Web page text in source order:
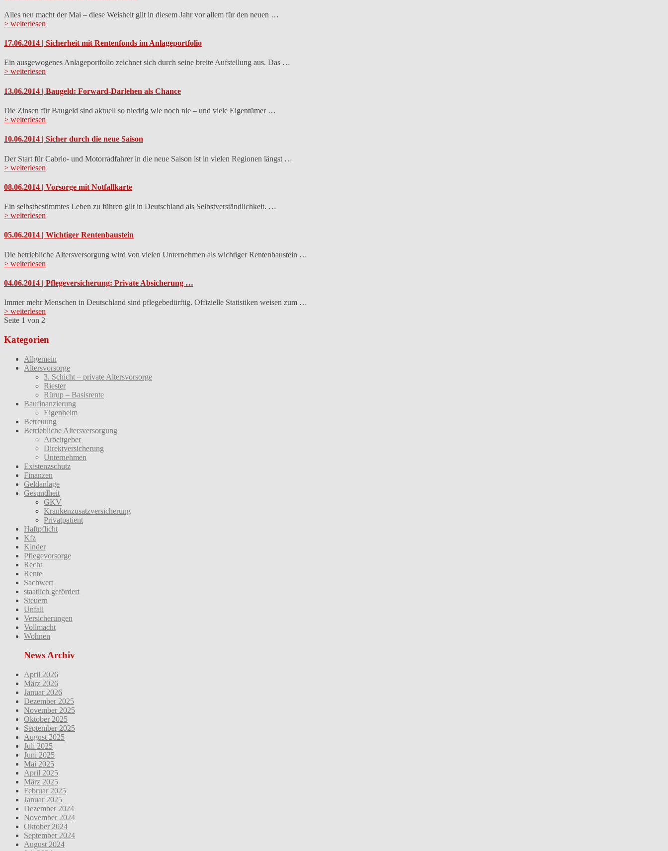
Alles neu macht der Mai – diese Weisheit gilt in diesem Jahr vor allem für den neuen …
> weiterlesen
17.06.2014 | Sicherheit mit Rentenfonds im Anlageportfolio
Ein ausgewogenes Anlageportfolio zeichnet sich durch seine breite Aufstellung aus. Das …
> weiterlesen
13.06.2014 | Baugeld: Forward-Darlehen als Chance
Die Zinsen für Baugeld sind aktuell so niedrig wie noch nie – und viele Eigentümer …
> weiterlesen
10.06.2014 | Sicher durch die neue Saison
Der Start für Cabrio- und Motorradfahrer in die neue Saison ist in vielen Regionen längst …
> weiterlesen
08.06.2014 | Vorsorge mit Notfallkarte
Ein selbstbestimmtes Leben zu führen gilt in Deutschland als Selbstverständlichkeit. …
> weiterlesen
05.06.2014 | Wichtiger Rentenbaustein
Die betriebliche Altersversorgung wird von vielen Unternehmen als wichtiger Rentenbaustein …
> weiterlesen
04.06.2014 | Pflegeversicherung: Private Absicherung …
Immer mehr Menschen in Deutschland sind pflegebedürftig. Offizielle Statistiken weisen zum …
> weiterlesen
Seite 1 von 2
Kategorien
Allgemein
Altersvorsorge
3. Schicht – private Altersvorsorge
Riester
Rürup – Basisrente
Baufinanzierung
Eigenheim
Betreuung
Betriebliche Altersversorgung
Arbeitgeber
Direktversicherung
Unternehmen
Existenzschutz
Finanzen
Geldanlage
Gesundheit
GKV
Krankenzusatzversicherung
Privatpatient
Haftpflicht
Kfz
Kinder
Pflegevorsorge
Recht
Rente
Sachwert
staatlich gefördert
Steuern
Unfall
Versicherungen
Vollmacht
Wohnen
News Archiv
April 2026
März 2026
Januar 2026
Dezember 2025
November 2025
Oktober 2025
September 2025
August 2025
Juli 2025
Juni 2025
Mai 2025
April 2025
März 2025
Februar 2025
Januar 2025
Dezember 2024
November 2024
Oktober 2024
September 2024
August 2024